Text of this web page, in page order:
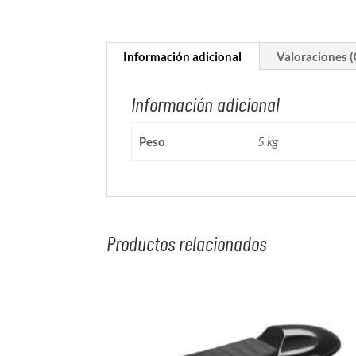
Información adicional Valoraciones
Información adicional
Peso 5 kg
Productos relacionados